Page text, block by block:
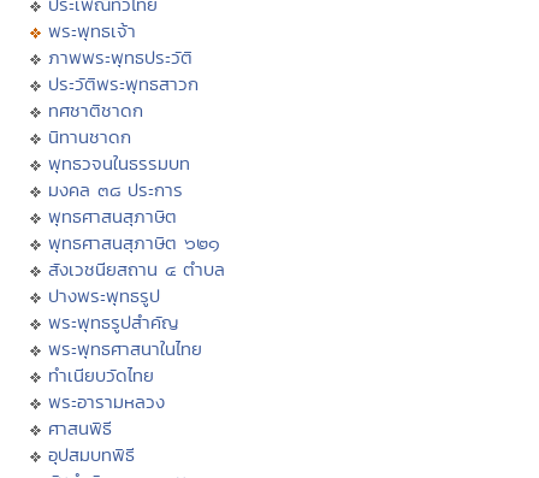
พระพุทธเจ้า
ภาพพระพุทธประวัติ
ประวัติพระพุทธสาวก
ทศชาติชาดก
นิทานชาดก
พุทธวจนในธรรมบท
มงคล ๓๘ ประการ
พุทธศาสนสุภาษิต
พุทธศาสนสุภาษิต ๖๒๑
สังเวชนียสถาน ๔ ตำบล
ปางพระพุทธรูป
พระพุทธรูปสำคัญ
พระพุทธศาสนาในไทย
ทำเนียบวัดไทย
พระอารามหลวง
ศาสนพิธี
อุปสมบทพิธี